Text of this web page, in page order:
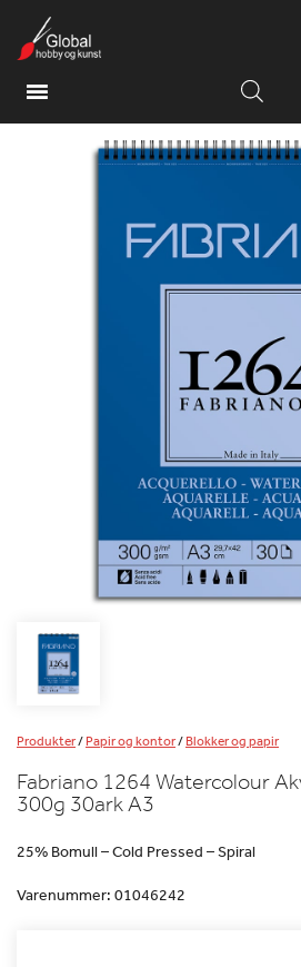
Produkter/Papir og kontor/Blokker og papir
Fabriano 1264 Watercolour
300g 30ark A3
25% Bomull – Cold Pressed – Spiral
Varenummer: 01046242